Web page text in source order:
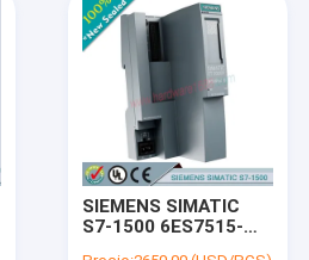
SIEMENS SIMATIC
S7-1500 6ES7515-